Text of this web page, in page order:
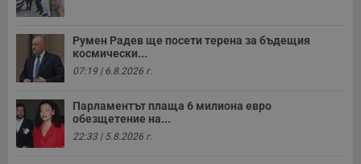
Румен Радев ще посети терена за бъдещия
космически...
07:19 | 6.8.2026 г.
Парламентът плаща 6 милиона евро
обезщетение на...
22:33 | 5.8.2026 г.